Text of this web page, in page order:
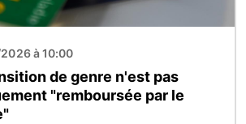
à 10:00
de genre n'est pas
"remboursée par le